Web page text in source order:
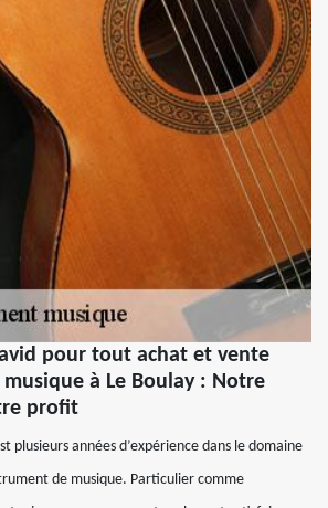
pour tout achat et vente
à Le Boulay : Notre
profit
plusieurs années d’expérience dans le domaine
de musique. Particulier comme